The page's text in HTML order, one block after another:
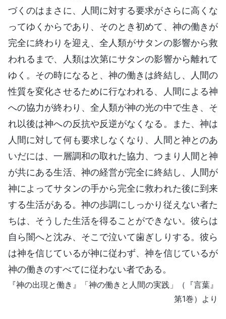
づくのはまさに、人間に対する要求がさらに高くな
ってゆくからであり、そのとき初めて、神の働きが
完全に終わりを迎え、全人類がサタンの影響から救
われるまで、人類は次第にサタンの影響から離れて
ゆく。その時になると、神の働きは終結し、人間の
性質を変化させるために行なわれる、人間による神
への協力が終わり、全人類が神の光の中で生き、そ
れ以後は神への反抗や反逆がなくなる。また、神は
人間に対して何も要求しなくなり、人間と神とのあ
いだには、一層調和の取れた協力、つまり人間と神
が共にある生活、神の経営が完全に終結し、人間が
神によってサタンの手から完全に救われた後に到来
する生活がある。神の歩調にしっかり従えない者た
ちは、そうした生活を得ることができない。彼らは
自ら闇へと沈み、そこで泣いて歯ぎしりする。彼ら
は神を信じているが神に従わず、神を信じているが
神の働きのすべてに従わない者である。
『神の出現と働き』「神の働きと人間の実践」（『言葉』
第1巻）より